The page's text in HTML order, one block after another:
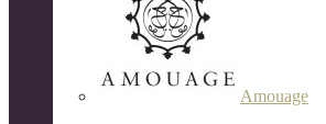
Amouage